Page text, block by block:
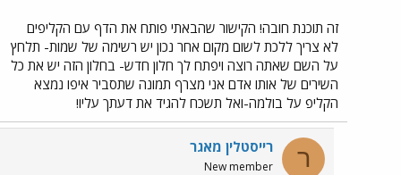
זה תוכנת חובה! הקישור שהבאתי פותח את הדף עם הקליפים
לא צריך ללכת לשום מקום אחר נכון יש רשימה של שמות- תלחץ
על השם שאתה רוצה ויפתח לך חלון חדש- בחלון הזה יש את כל
השירים של אותו אדם אני מצרף תמונה שתסביר איפו נמצא
הקליפ על בולמה-ואל תשכח להגיד את דעתך עליו!
ר רייסטלין מאגר
New member